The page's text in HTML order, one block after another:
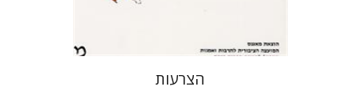
הצרעות